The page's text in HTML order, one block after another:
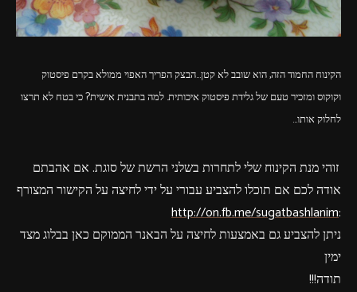
הקינוח החמוד הזה, הוא שובב לא קטן…הבצק הפריך האפוי ממולא בקרם פיסטוק
וקוקוס ומזכיר טעם של גלידת פיסטוק איכותית. למה בתבנית אישית? כי בטח לא תרצו
לחלוק אותו…
זוהי מנת הקינוח שלי לתחרות בשלני הרשת של סוגת. אם אהבתם
אודה לכם אם תוכלו להצביע עבורי על ידי לחיצה על הקישור המצורף
:
http://on.fb.me/sugatbashlanim
ניתן להצביע גם באמצעות לחיצה על הבאנר הממוקם כאן בבלוג מצד
ימין
תודה!!!